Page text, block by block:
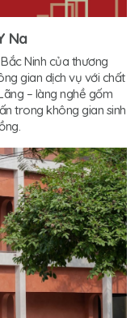
Na
Ninh của thương
gian dịch vụ với chất
– làng nghề gốm
trong không gian sinh